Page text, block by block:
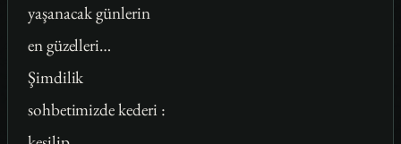
yaşanacak günlerin
en güzelleri…
Şimdilik
sohbetimizde kederi :